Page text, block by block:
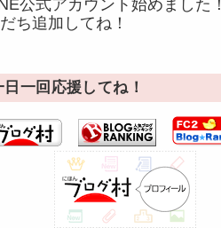
公式アカウント始めました！
ち追加してね！
日一回応援してね！